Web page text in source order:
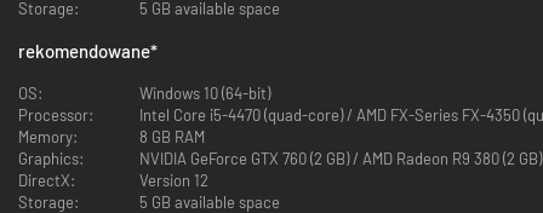
łaskawy dyktator, który zapewni obywatelom dobrobyt i nie zażąda
będzie spełniał twoje rozkazy?
Storage:
5 GB available space
rekomendowane*
OS:
Windows 10 (64-bit)
Processor:
Intel Core i5-4470 (quad-core) / AMD FX-Series
Memory:
8 GB RAM
Graphics:
NVIDIA GeForce GTX 760 (2 GB) / AMD Radeon R9 380 (2 GB)
DirectX:
Version 12
Storage:
5 GB available space